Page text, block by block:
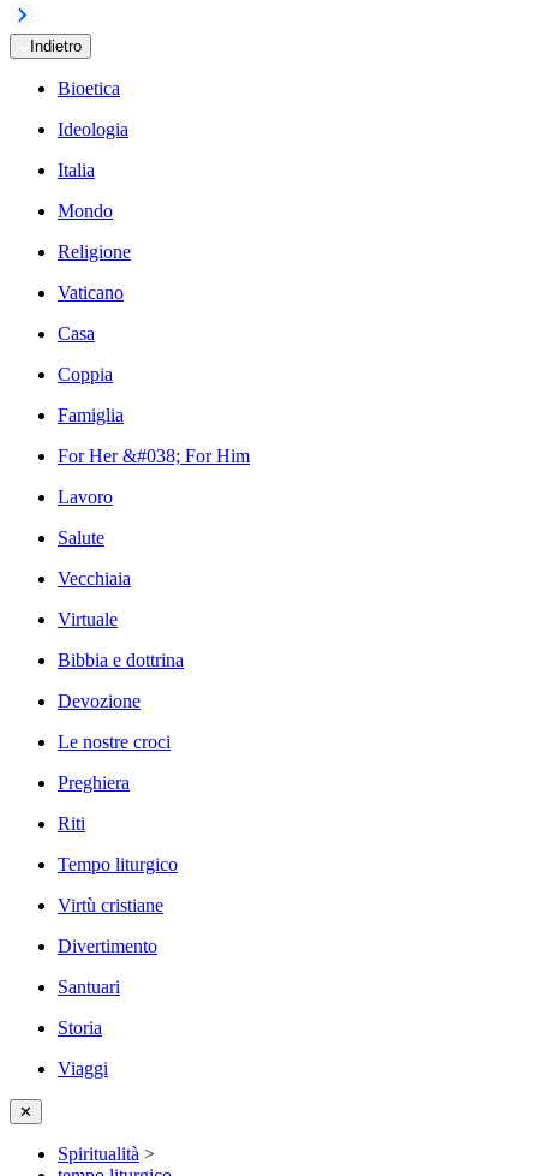
Indietro
Bioetica
Ideologia
Italia
Mondo
Religione
Vaticano
Casa
Coppia
Famiglia
For Her &#038; For Him
Lavoro
Salute
Vecchiaia
Virtuale
Bibbia e dottrina
Devozione
Le nostre croci
Preghiera
Riti
Tempo liturgico
Virtù cristiane
Divertimento
Santuari
Storia
Viaggi
✕
Spiritualità >